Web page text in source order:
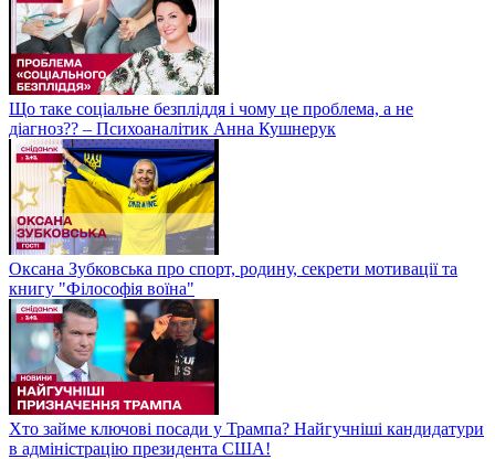
Що таке соціальне безпліддя і чому це проблема, а не
діагноз?? – Психоаналітик Анна Кушнерук
Оксана Зубковська про спорт, родину, секрети мотивації та
книгу "Філософія воїна"
Хто займе ключові посади у Трампа? Найгучніші кандидатури
в адміністрацію президента США!